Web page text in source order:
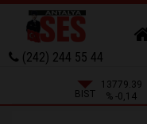
(242) 244 55 44
BIST
13779.39
% -0,14